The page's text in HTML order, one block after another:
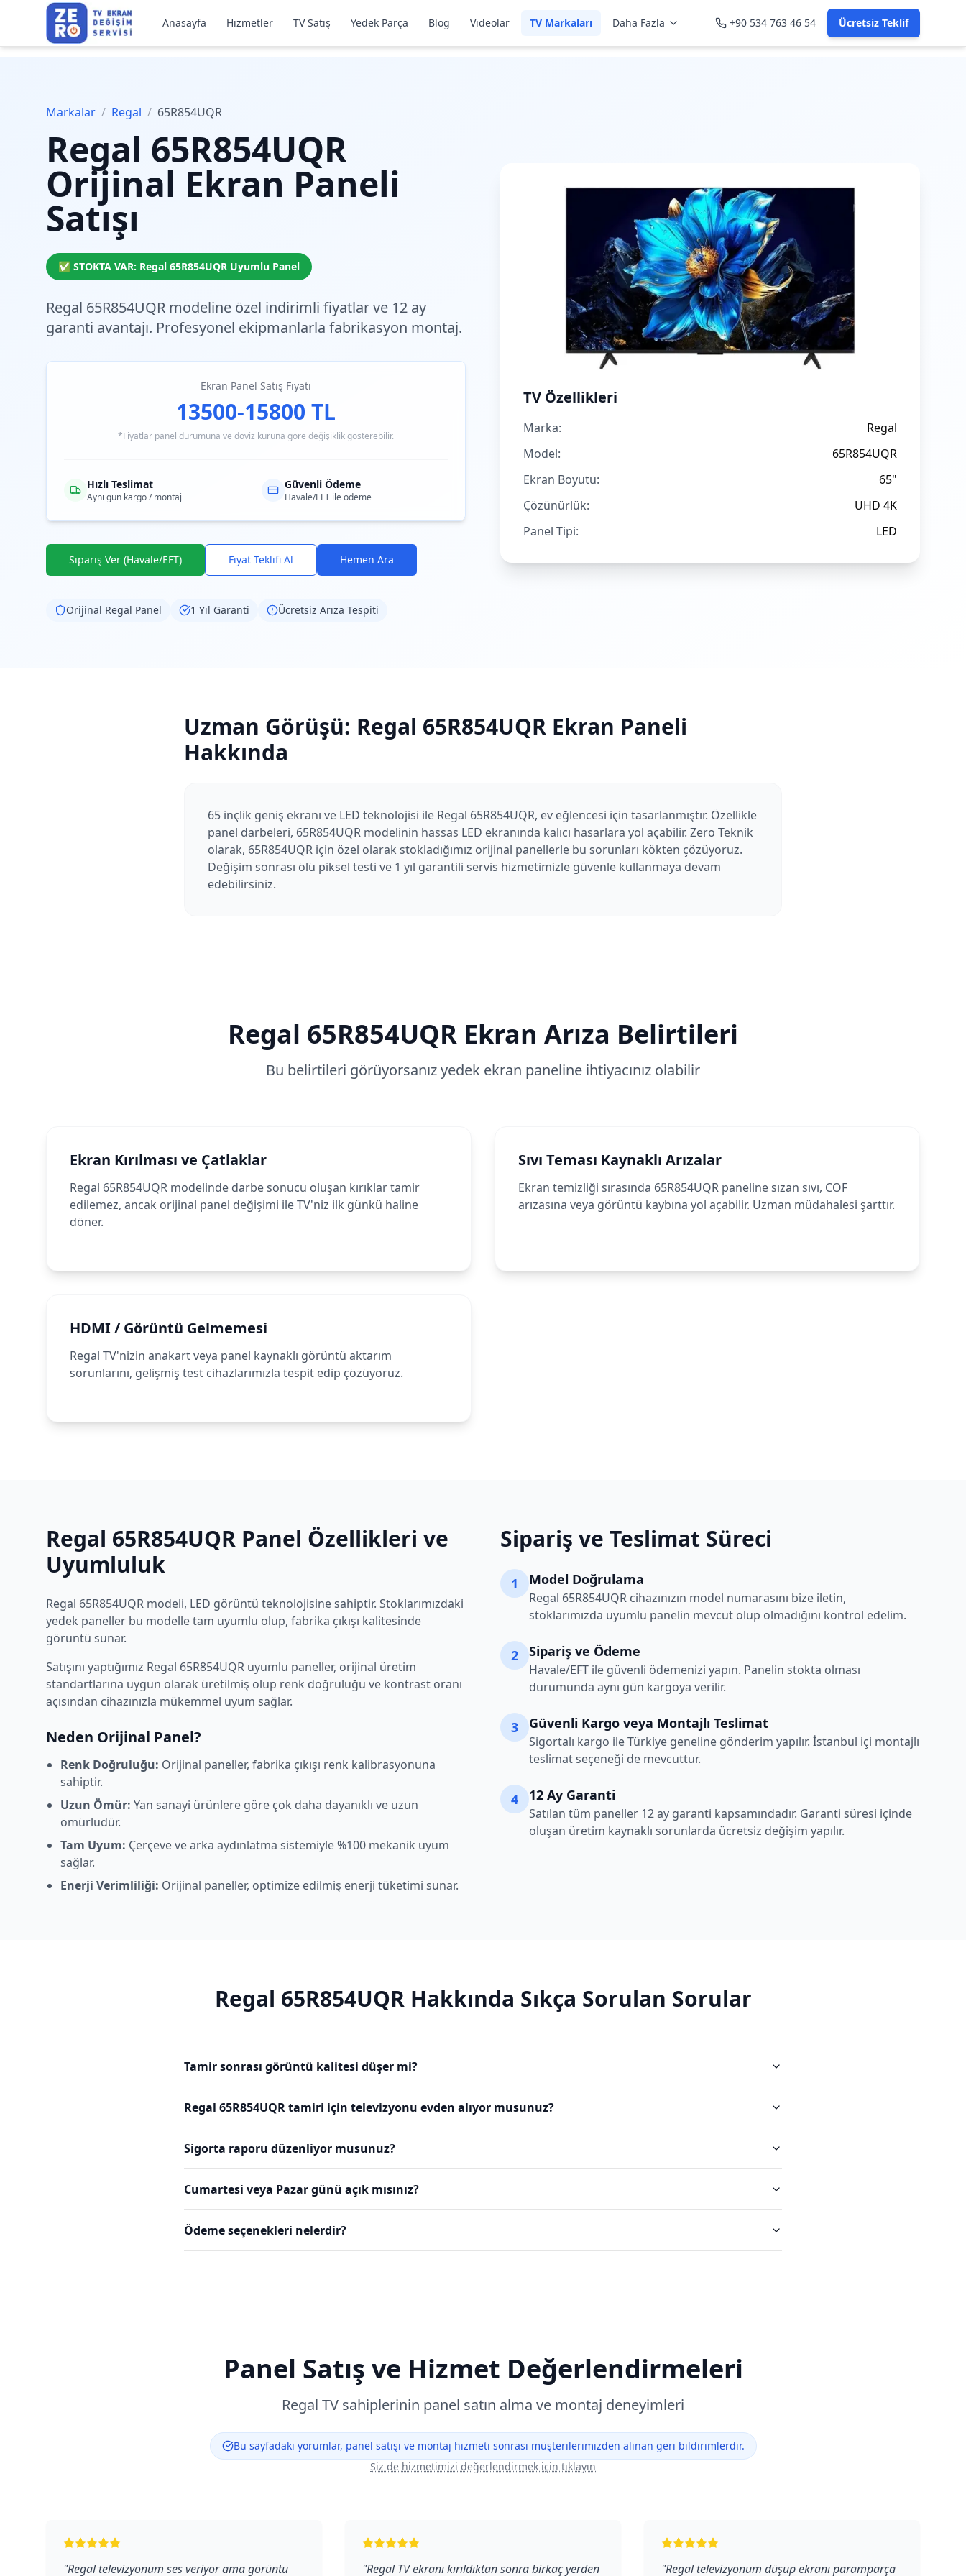
Anasayfa Hizmetler TV Satış Yedek Parça Blog Videolar TV Markaları Daha Fazla +90 534 763 46 54 Ücretsiz Teklif
Markalar / Regal / 65R854UQR
Regal 65R854UQR
Orijinal Ekran Paneli
Satışı
✅ STOKTA VAR: Regal 65R854UQR Uyumlu Panel
Regal 65R854UQR modeline özel indirimli fiyatlarve 12 ay
garanti avantajı. Profesyonel ekipmanlarla fabrikasyon montaj.
Ekran Panel Satış Fiyatı
13500-15800 TL
*Fiyatlar panel durumuna ve döviz kuruna göre değişiklik gösterebilir.
Hızlı Teslimat
Aynı gün kargo / montaj
Güvenli Ödeme
Havale/EFT ile ödeme
Sipariş Ver (Havale/EFT) Fiyat Teklifi Al Hemen Ara
Orijinal Regal Panel 1 Yıl Garanti Ücretsiz Arıza Tespiti
TV Özellikleri
Marka:
Regal
Model:
65R854UQR
Ekran Boyutu:
65"
Çözünürlük:
UHD 4K
Panel Tipi:
LED
Uzman Görüşü: Regal 65R854UQR Ekran Paneli
Hakkında
65 inçlik geniş ekranı ve LED teknolojisi ile Regal 65R854UQR, ev eğlencesi için tasarlanmıştır. Özellikle
panel darbeleri, 65R854UQR modelinin hassas LED ekranında kalıcı hasarlara yol açabilir. Zero Teknik
olarak, 65R854UQR için özel olarak stokladığımız orijinal panellerle bu sorunları kökten çözüyoruz.
Değişim sonrası ölü piksel testi ve 1 yıl garantili servis hizmetimizle güvenle kullanmaya devam
edebilirsiniz.
Regal 65R854UQR Ekran Arıza Belirtileri
Bu belirtileri görüyorsanız yedek ekran paneline ihtiyacınız olabilir
Ekran Kırılması ve Çatlaklar
Regal 65R854UQR modelinde darbe sonucu oluşan kırıklar tamir
edilemez, ancak orijinal panel değişimi ile TV'niz ilk günkü haline
döner.
Sıvı Teması Kaynaklı Arızalar
Ekran temizliği sırasında 65R854UQR paneline sızan sıvı, COF
arızasına veya görüntü kaybına yol açabilir. Uzman müdahalesi şarttır.
HDMI / Görüntü Gelmemesi
Regal TV'nizin anakart veya panel kaynaklı görüntü aktarım
sorunlarını, gelişmiş test cihazlarımızla tespit edip çözüyoruz.
Regal 65R854UQR Panel Özellikleri ve
Uyumluluk
Regal 65R854UQR modeli, LED görüntü teknolojisine sahiptir. Stoklarımızdaki
yedek paneller bu modelle tam uyumlu olup, fabrika çıkışı kalitesinde
görüntü sunar.
Satışını yaptığımız Regal 65R854UQR uyumlu paneller, orijinal üretim
standartlarına uygun olarak üretilmiş olup renk doğruluğu ve kontrast oranı
açısından cihazınızla mükemmel uyum sağlar.
Neden Orijinal Panel?
Renk Doğruluğu: Orijinal paneller, fabrika çıkışı renk kalibrasyonuna
sahiptir.
Uzun Ömür: Yan sanayi ürünlere göre çok daha dayanıklı ve uzun
ömürlüdür.
Tam Uyum: Çerçeve ve arka aydınlatma sistemiyle %100 mekanik uyum
sağlar.
Enerji Verimliliği: Orijinal paneller, optimize edilmiş enerji tüketimi sunar.
Sipariş ve Teslimat Süreci
1 Model Doğrulama
Regal 65R854UQR cihazınızın model numarasını bize iletin,
stoklarımızda uyumlu panelin mevcut olup olmadığını kontrol edelim.
2 Sipariş ve Ödeme
Havale/EFT ile güvenli ödemenizi yapın. Panelin stokta olması
durumunda aynı gün kargoya verilir.
3 Güvenli Kargo veya Montajlı Teslimat
Sigortalı kargo ile Türkiye geneline gönderim yapılır. İstanbul içi montajlı
teslimat seçeneği de mevcuttur.
4 12 Ay Garanti
Satılan tüm paneller 12 ay garanti kapsamındadır. Garanti süresi içinde
oluşan üretim kaynaklı sorunlarda ücretsiz değişim yapılır.
Regal 65R854UQRHakkında Sıkça Sorulan Sorular
Tamir sonrası görüntü kalitesi düşer mi?
Regal 65R854UQR tamiri için televizyonu evden alıyor musunuz?
Sigorta raporu düzenliyor musunuz?
Cumartesi veya Pazar günü açık mısınız?
Ödeme seçenekleri nelerdir?
Panel Satış ve Hizmet Değerlendirmeleri
Regal TV sahiplerinin panel satın alma ve montaj deneyimleri
Bu sayfadaki yorumlar, panel satışı ve montaj hizmeti sonrası müşterilerimizden alınan geri bildirimlerdir.
Siz de hizmetimizi değerlendirmek için tıklayın
"Regal televizyonum ses veriyor ama görüntü "Regal TV ekranı kırıldıktan sonra birkaç yerden "Regal televizyonum düşüp ekranı paramparça